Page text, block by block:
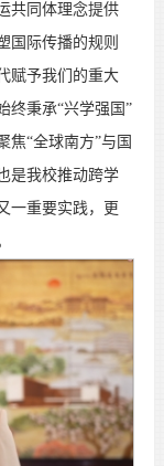
共同体理念提供
国际传播的规则
赋予我们的重大
终秉承“兴学强国”
焦“全球南方”与国
是我校推动跨学
一重要实践，更